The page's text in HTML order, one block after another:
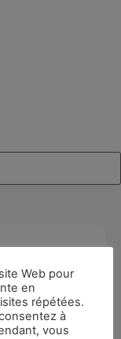
Web pour
en
répétées.
à
vous